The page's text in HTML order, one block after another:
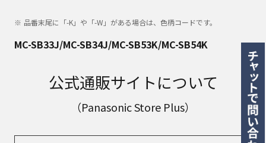
品番末尾に「-K」や「-W」がある場合は、色柄コードです。
MC-SB33J/MC-SB34J/MC-SB53K/MC-SB54K
公式通販サイトについて
（Panasonic Store Plus）